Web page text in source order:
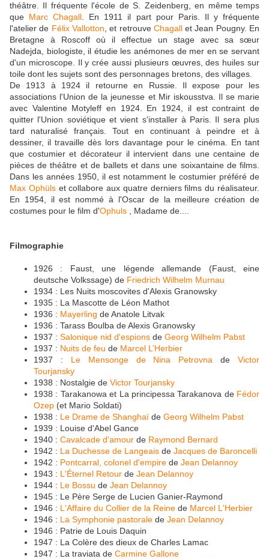
théâtre. Il fréquente l'école de S. Zeidenberg, en même temps
que Marc Chagall. En 1911 il part pour Paris. Il y fréquente
l'atelier de Félix Vallotton, et retrouve Chagallet Jean Pougny. En
Bretagne à Roscoff où il effectue un stage avec sa sœur
Nadejda, biologiste, il étudie les anémones de mer en se servant
d'un microscope. Il y crée aussi plusieurs œuvres, des huiles sur
toile dont les sujets sont des personnages bretons, des villages.
De 1913 à 1924 il retourne en Russie. Il expose pour les
associations l'Union de la jeunesse et Mir iskousstva. Il se marie
avec Valentine Motyleff en 1924. En 1924, il est contraint de
quitter l'Union soviétique et vient s'installer à Paris. Il sera plus
tard naturalisé français. Tout en continuant à peindre et à
dessiner, il travaille dès lors davantage pour le cinéma. En tant
que costumier et décorateur il intervient dans une centaine de
pièces de théâtre et de ballets et dans une soixantaine de films.
Dans les années 1950, il est notamment le costumier préféré de
Max Ophülset collabore aux quatre derniers films du réalisateur.
En 1954, il est nommé à l'Oscar de la meilleure création de
costumes pour le film d'Ophuls , Madame de....
Filmographie
1926 : Faust, une légende allemande (Faust, eine
deutsche Volkssage) de Friedrich Wilhelm Murnau
1934 : Les Nuits moscovites d'Alexis Granowsky
1935 : La Mascotte de Léon Mathot
1936 : Mayerling de Anatole Litvak
1936 : Tarass Boulba de Alexis Granowsky
1937 : Salonique nid d'espions de Georg Wilhelm Pabst
1937 : Nuits de feu de Marcel L’Herbier
1937 : Le Mensonge de Nina Petrovna de Victor
Tourjansky
1938 : Nostalgie de Victor Tourjansky
1938 : Tarakanowa et La principessa Tarakanova de Fédor
Ozep (et Mario Soldati)
1938 : Le Drame de Shanghaï de Georg Wilhelm Pabst
1939 : Louise d'Abel Gance
1940 : Cavalcade d'amour de Raymond Bernard
1942 : La Duchesse de Langeais de Jacques de Baroncelli
1942 : Pontcarral, colonel d'empire de Jean Delannoy
1943 : L'Éternel Retour de Jean Delannoy
1944 : Le Bossu de Jean Delannoy
1945 : Le Père Serge de Lucien Ganier-Raymond
1946 : L'Affaire du Collier de la Reine de Marcel L'Herbier
1946 : La Symphonie pastorale de Jean Delannoy
1946 : Patrie de Louis Daquin
1947 : La Colère des dieux de Charles Lamac
1947 : La traviata de Carmine Gallone